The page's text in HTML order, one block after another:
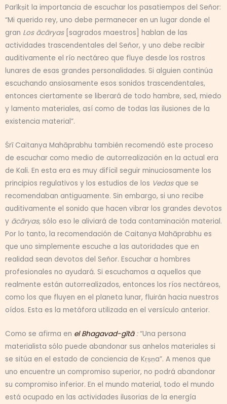
Parīkṣit la importancia de escuchar los pasatiempos del Señor:
“Mi querido rey, uno debe permanecer en un lugar donde el
gran Los ācāryas[sagrados maestros] hablan de las
actividades trascendentales del Señor, y uno debe recibir
auditivamente el río nectáreo que fluye desde los rostros
lunares de esas grandes personalidades. Si alguien continúa
escuchando ansiosamente esos sonidos trascendentales,
entonces ciertamente se liberará de todo hambre, sed, miedo
y lamento materiales, así como de todas las ilusiones de la
existencia material”.
Śrī Caitanya Mahāprabhu también recomendó este proceso
de escuchar como medio de autorrealización en la actual era
de Kali. En esta era es muy difícil seguir minuciosamente los
principios regulativos y los estudios de los Vedasque se
recomendaban antiguamente. Sin embargo, si uno recibe
auditivamente el sonido que hacen vibrar los grandes devotos
y ācāryas, sólo eso le aliviará de toda contaminación material.
Por lo tanto, la recomendación de Caitanya Mahāprabhu es
que uno simplemente escuche a las autoridades que en
realidad sean devotos del Señor. Escuchar a hombres
profesionales no ayudará. Si escuchamos a aquellos que
realmente están autorrealizados, entonces los ríos nectáreos,
como los que fluyen en el planeta lunar, fluirán hacia nuestros
oídos. Esta es la metáfora utilizada en el versículo anterior.
Como se afirma en el Bhagavad-gītā:“Una persona
materialista sólo puede abandonar sus anhelos materiales si
se sitúa en el estado de conciencia de Kṛṣṇa”. A menos que
uno encuentre un compromiso superior, no podrá abandonar
su compromiso inferior. En el mundo material, todo el mundo
está ocupado en las actividades ilusorias de la energía